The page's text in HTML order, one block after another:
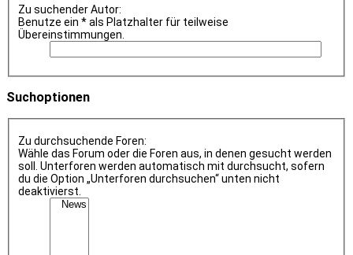
Zu suchender Autor:
Benutze ein * als Platzhalter für teilweise
Übereinstimmungen.
Suchoptionen
Zu durchsuchende Foren:
Wähle das Forum oder die Foren aus, in denen gesucht werden
soll. Unterforen werden automatisch mit durchsucht, sofern
du die Option „Unterforen durchsuchen“ unten nicht
deaktivierst.